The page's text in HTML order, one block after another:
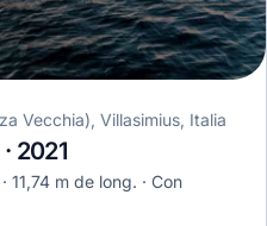
Vecchia), Villasimius, Italia
2021
11,74 m de long.
Con